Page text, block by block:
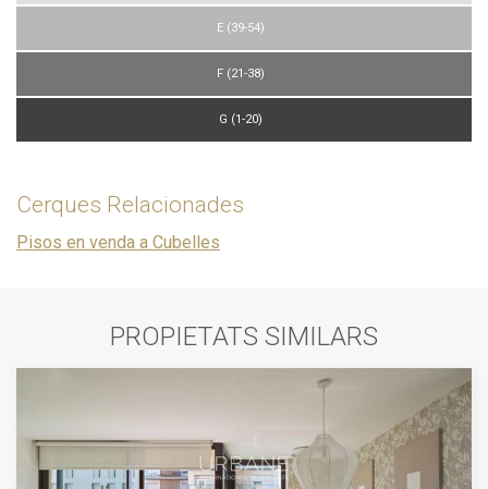
E (39-54)
F (21-38)
G (1-20)
Cerques Relacionades
Pisos en venda a Cubelles
PROPIETATS SIMILARS